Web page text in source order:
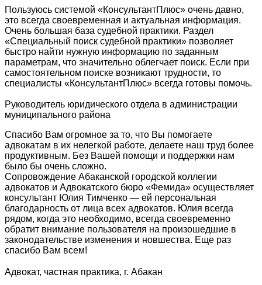
Пользуюсь системой «КонсультантПлюс» очень давно,
это всегда своевременная и актуальная информация.
Очень большая база судебной практики. Раздел
«Специальный поиск судебной практики» позволяет
быстро найти нужную информацию по заданным
параметрам, что значительно облегчает поиск. Если при
самостоятельном поиске возникают трудности, то
специалисты «КонсультантПлюс» всегда готовы помочь.
Руководитель юридического отдела в администрации
муниципального района
Спасибо Вам огромное за то, что Вы помогаете
адвокатам в их нелегкой работе, делаете наш труд более
продуктивным. Без Вашей помощи и поддержки нам
было бы очень сложно.
Сопровождение Абаканской городской коллегии
адвокатов и Адвокатского бюро «Фемида» осуществляет
консультант Юлия Тимченко — ей персональная
благодарность от лица всех адвокатов. Юлия всегда
рядом, когда это необходимо, всегда своевременно
обратит внимание пользователя на произошедшие в
законодательстве изменения и новшества. Еще раз
спасибо Вам всем!
Адвокат, частная практика, г. Абакан